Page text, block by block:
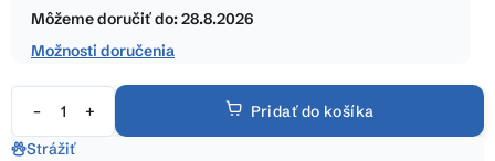
cena:
Môžeme doručiť do:28.8.2026
Možnosti doručenia
Pridať do košíka
Strážiť